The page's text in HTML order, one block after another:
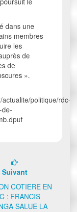
dans une
membres
les
de
de
».
politique/rdc-
Suivant
COTIERE EN
: FRANCIS
SALUE LA